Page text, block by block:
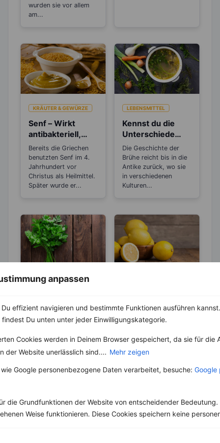
anpassen
effizient navigieren und bestimmte Funktionen ausführen
Du unten unter jeder Einwilligungskategorie.
Cookies werden in Deinem Browser gespeichert, da sie für die
der Website unerlässlich sind.... Mehr zeigen
Google personenbezogene Daten verarbeitet, besuche: Google
die Grundfunktionen der Website von entscheidender Bedeutung.
Weise funktionieren. Diese Cookies speichern keine
wurden sie vor allem
am...
KRÄUTER & GEWÜRZE
Senf – Wirkt
antibakteriell,
entzündungshem
mend und
Blutdruck
senkend
Bereits die Griechen
benutzten Senf im 4.
Jahrhundert vor
Christus als Heilmittel.
Später wurde er...
LEBENSMITTEL
Kennst du die
Unterschiede
zwischen Brühe,
Fond und
Bouillon?
Die Geschichte der
Brühe reicht bis in die
Antike zurück, wo sie
in verschiedenen
Kulturen...
KRÄUTER & GEWÜRZE
Aktiviert die
Entgiftungsarbeit
von Niere und
Blase
Petersilie gehört zur
Doldenblütler und
Südosteuropa. Es ist
eines der
bekanntesten...
sauer oder
basisch?
Wer Zitronen mag, hat
den Spruch „Sauer
gehört....